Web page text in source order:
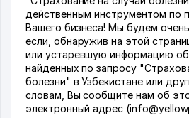
действенным инструментом по
Вашего бизнеса! Мы будем
если, обнаружив на этой
или устаревшую информацию об
найденных по запросу
болезни" в Узбекистане или
словам, Вы сообщите нам об
электронный адрес